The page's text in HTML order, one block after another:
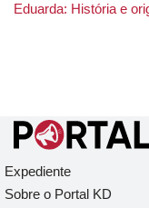
Eduarda: História e
Expediente
Sobre o Portal KD